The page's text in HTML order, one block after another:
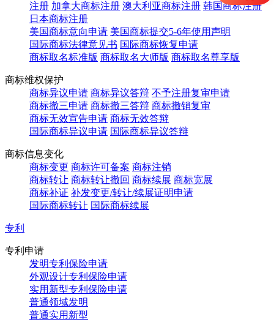
注册 加拿大商标注册 澳大利亚商标注册 韩国商标注册
日本商标注册
美国商标意向申请 美国商标提交5-6年使用声明
国际商标法律意见书 国际商标恢复申请
商标取名标准版 商标取名大师版 商标取名尊享版
商标维权保护
商标异议申请 商标异议答辩 不予注册复审申请
商标撤三申请 商标撤三答辩 商标撤销复审
商标无效宣告申请 商标无效答辩
国际商标异议申请 国际商标异议答辩
商标信息变化
商标变更 商标许可备案 商标注销
商标转让 商标转让撤回 商标续展 商标宽展
商标补证 补发变更/转让/续展证明申请
国际商标转让 国际商标续展
专利
专利申请
发明专利保险申请
外观设计专利保险申请
实用新型专利保险申请
普通领域发明
普通实用新型